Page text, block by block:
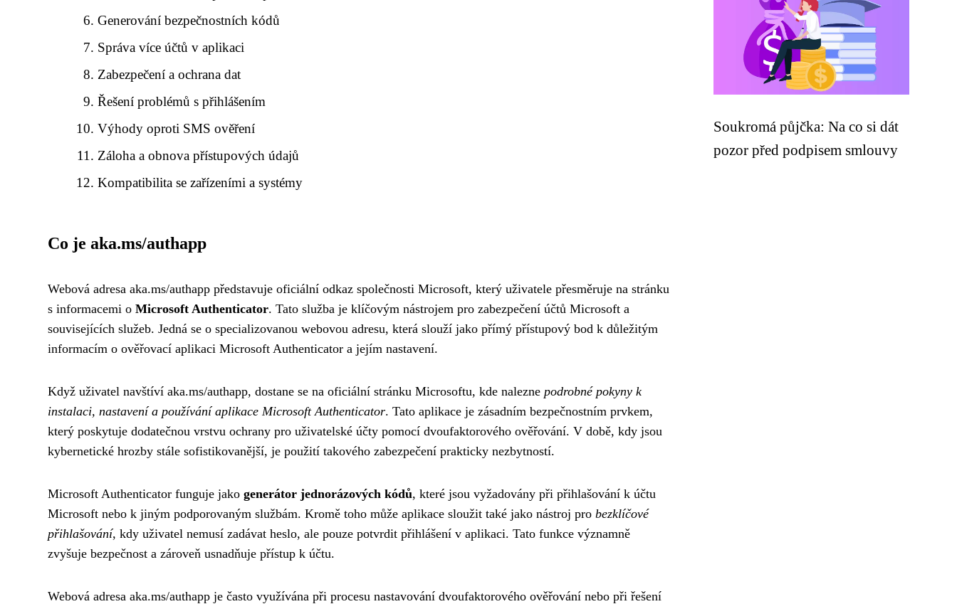
Generování bezpečnostních kódů
Správa více účtů v aplikaci
Zabezpečení a ochrana dat
Řešení problémů s přihlášením
Výhody oproti SMS ověření
Záloha a obnova přístupových údajů
Kompatibilita se zařízeními a systémy
Co je aka.ms/authapp
Webová adresa aka.ms/authapp představuje oficiální odkaz společnosti Microsoft, který uživatele přesměruje na stránku
s informacemi o Microsoft Authenticator. Tato služba je klíčovým nástrojem pro zabezpečení účtů Microsoft a
souvisejících služeb. Jedná se o specializovanou webovou adresu, která slouží jako přímý přístupový bod k důležitým
informacím o ověřovací aplikaci Microsoft Authenticator a jejím nastavení.
Když uživatel navštíví aka.ms/authapp, dostane se na oficiální stránku Microsoftu, kde nalezne podrobné pokyny k
instalaci, nastavení a používání aplikace Microsoft Authenticator. Tato aplikace je zásadním bezpečnostním prvkem,
který poskytuje dodatečnou vrstvu ochrany pro uživatelské účty pomocí dvoufaktorového ověřování. V době, kdy jsou
kybernetické hrozby stále sofistikovanější, je použití takového zabezpečení prakticky nezbytností.
Microsoft Authenticator funguje jako generátor jednorázových kódů, které jsou vyžadovány při přihlašování k účtu
Microsoft nebo k jiným podporovaným službám. Kromě toho může aplikace sloužit také jako nástroj pro bezklíčové
přihlašování, kdy uživatel nemusí zadávat heslo, ale pouze potvrdit přihlášení v aplikaci. Tato funkce významně
zvyšuje bezpečnost a zároveň usnadňuje přístup k účtu.
Webová adresa aka.ms/authapp je často využívána při procesu nastavování dvoufaktorového ověřování nebo při řešení
Soukromá půjčka: Na co si dát
pozor před podpisem smlouvy